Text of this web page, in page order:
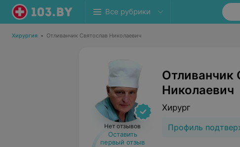
Все рубрики
Хирургия • Отливанчик Святослав Николаевич
Нет отзывов
Оставить
первый отзыв
Отливанчик
Николаевич
Хирург
Профиль